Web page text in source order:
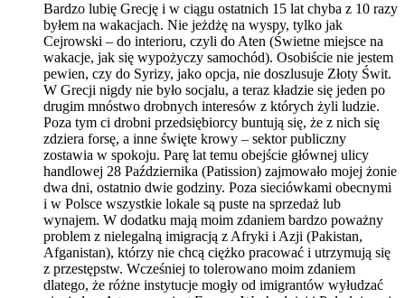
Bardzo lubię Grecję i w ciągu ostatnich 15 lat chyba z 10 razy
byłem na wakacjach. Nie jeżdżę na wyspy, tylko jak
Cejrowski – do interioru, czyli do Aten (Świetne miejsce na
wakacje, jak się wypożyczy samochód). Osobiście nie jestem
pewien, czy do Syrizy, jako opcja, nie doszlusuje Złoty Świt.
W Grecji nigdy nie było socjalu, a teraz kładzie się jeden po
drugim mnóstwo drobnych interesów z których żyli ludzie.
Poza tym ci drobni przedsiębiorcy buntują się, że z nich się
zdziera forsę, a inne święte krowy – sektor publiczny
zostawia w spokoju. Parę lat temu obejście głównej ulicy
handlowej 28 Października (Patission) zajmowało mojej żonie
dwa dni, ostatnio dwie godziny. Poza sieciówkami obecnymi
i w Polsce wszystkie lokale są puste na sprzedaż lub
wynajem. W dodatku mają moim zdaniem bardzo poważny
problem z nielegalną imigracją z Afryki i Azji (Pakistan,
Afganistan), którzy nie chcą ciężko pracować i utrzymują się
z przestępstw. Wcześniej to tolerowano moim zdaniem
dlatego, że różne instytucje mogły od imigrantów wyłudzać